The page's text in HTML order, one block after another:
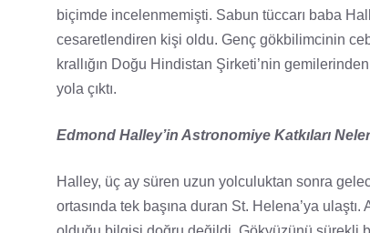
biçimde incelenmemişti. Sabun tüccarı baba
cesaretlendiren kişi oldu. Genç gökbilimcinin
krallığın Doğu Hindistan Şirketi’nin
yola çıktı.
Edmond Halley’in Astronomiye Katkıları
Halley, üç ay süren uzun yolculuktan sonra
ortasında tek başına duran St. Helena’ya ulaştı.